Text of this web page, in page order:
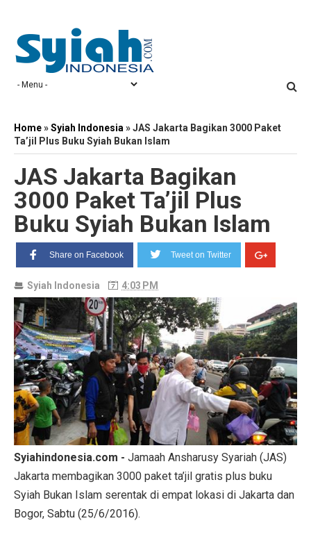
Home»Syiah Indonesia »JAS Jakarta Bagikan 3000 Paket
Ta’jil Plus Buku Syiah Bukan Islam
JAS Jakarta Bagikan
3000 Paket Ta’jil Plus
Buku Syiah Bukan Islam
Share on Facebook Tweet on Twitter
Syiah Indonesia 4:03 PM
Syiahindonesia.com - Jamaah Ansharusy Syariah (JAS)
Jakarta membagikan 3000 paket ta’jil gratis plus buku
Syiah Bukan Islam serentak di empat lokasi di Jakarta dan
Bogor, Sabtu (25/6/2016).